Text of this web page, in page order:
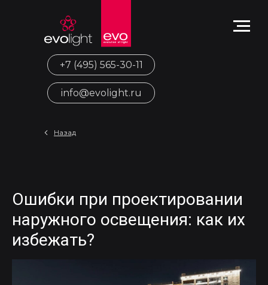
info@evolight.ru
+7 (495) 565-30-11
Назад
Ошибки при проектировании
наружного освещения: как их
избежать?